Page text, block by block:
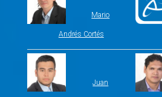
Mario
Andrés Cortés
Juan